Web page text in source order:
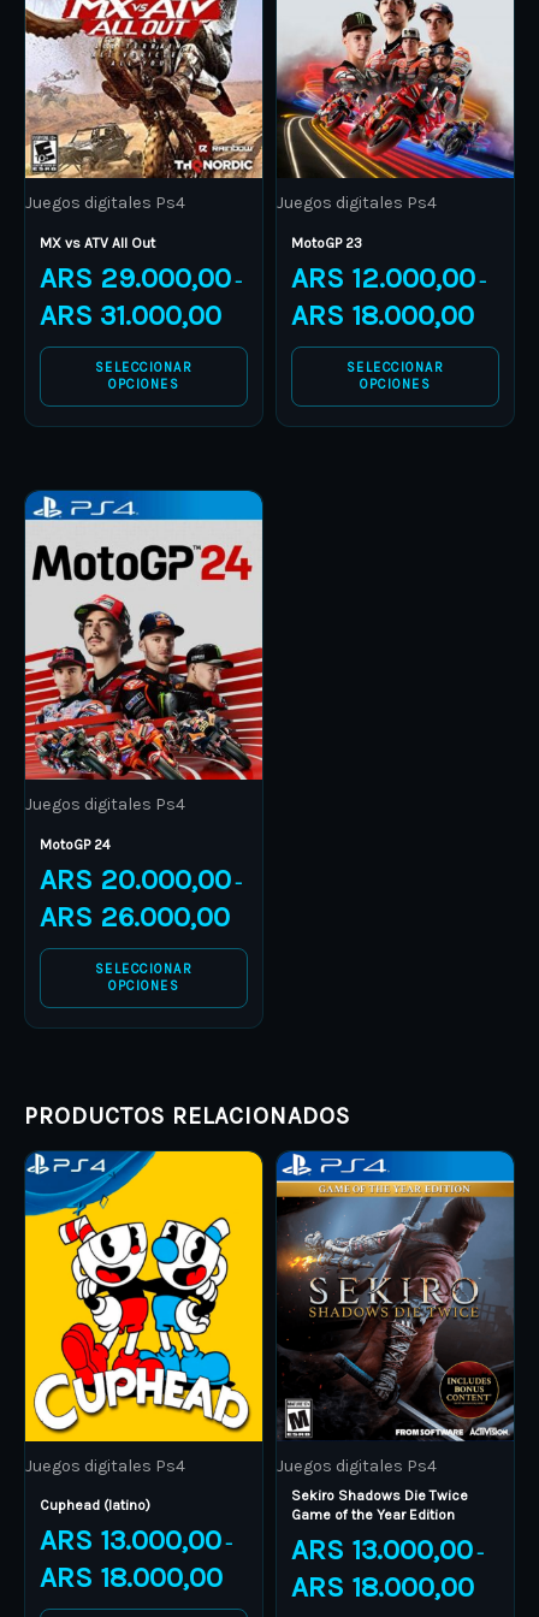
Juegos digitales Ps4
MX vs ATV All Out
ARS 29.000,00 –
ARS 31.000,00
SELECCIONAR
OPCIONES
multiple
variants.
The
options
may
be
chosen
on
the
product
page
Juegos digitales Ps4
MotoGP 23
ARS 12.000,00 –
ARS 18.000,00
SELECCIONAR
OPCIONES
multiple
variants.
The
options
may
be
chosen
on
the
product
page
Juegos digitales Ps4
MotoGP 24
ARS 20.000,00 –
ARS 26.000,00
Price
range:
through
ARS 26.000,00
SELECCIONAR
OPCIONES
This
product
has
multiple
variants.
The
options
may
be
chosen
on
the
product
page
PRODUCTOS RELACIONADOS
Juegos digitales Ps4
Cuphead (latino)
ARS 13.000,00 –
ARS 18.000,00
ARS 13.000,00
through
ARS 18.000,00
This
product
has
multiple
variants.
options
may
be
chosen
on
the
product
page
Juegos digitales Ps4
Sekiro Shadows Die Twice
Game of the Year Edition
ARS 13.000,00 –
ARS 18.000,00
range:
ARS
through
ARS
This
product
has
multiple
variants.
The
options
may
be
chosen
on
the
product